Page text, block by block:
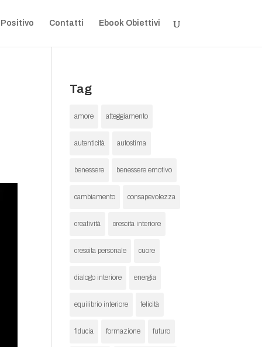
Positivo Contatti Ebook Obiettivi
Tag
amore atteggiamento
autenticità autostima
benessere benessere emotivo
cambiamento consapevolezza
creatività crescita interiore
crescita personale cuore
dialogo interiore energia
equilibrio interiore felicità
fiducia formazione futuro